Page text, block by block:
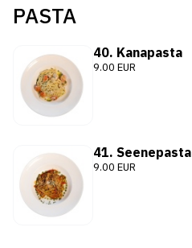
PASTA
40. Kanapasta
9.00 EUR
41. Seenepasta
9.00 EUR